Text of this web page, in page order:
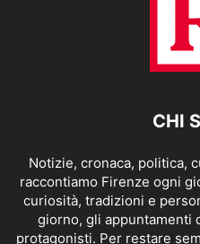
CHI
Notizie, cronaca, politica,
raccontiamo Firenze ogni
curiosità, tradizioni e
giorno, gli appuntamenti
protagonisti. Per restare